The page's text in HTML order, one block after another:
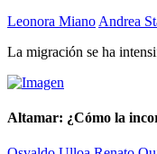
Leonora Miano Andrea
La migración se ha
Altamar: ¿Cómo la